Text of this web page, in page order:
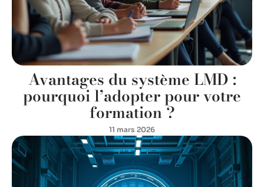
Avantages du système LMD :
pourquoi l’adopter pour votre
formation ?
11 mars 2026